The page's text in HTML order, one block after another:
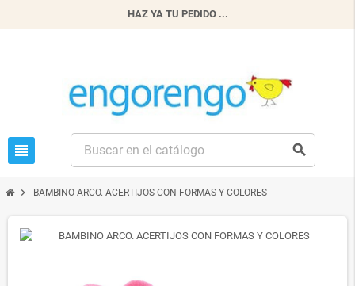
HAZ YA TU PEDIDO ...
view_headline search
chevron_right BAMBINO ARCO. ACERTIJOS CON FORMAS Y COLORES